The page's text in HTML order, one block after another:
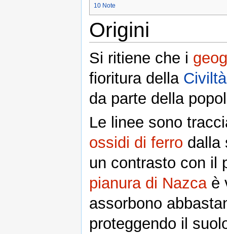
10 Note
Origini
Si ritiene che i
fioritura della
da parte della
Le linee sono
ossidi di ferro dalla
un contrasto con il
pianura di Nazcaè
assorbono
proteggendo il